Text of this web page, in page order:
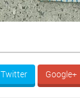
Twitter Google+